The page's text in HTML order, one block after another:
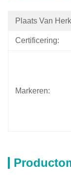
Plaats Van
Certificering:
Markeren: